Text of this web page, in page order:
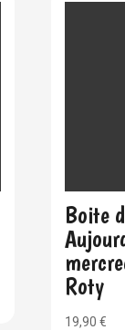
Boite
Roty
19,90€